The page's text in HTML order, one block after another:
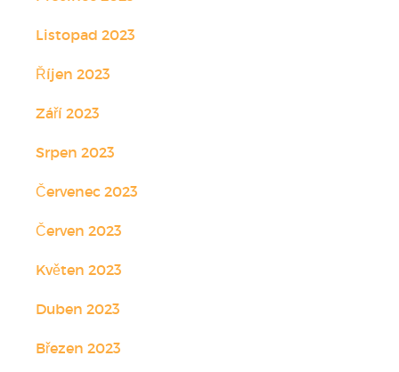
Listopad 2023
Říjen 2023
Září 2023
Srpen 2023
Červenec 2023
Červen 2023
Květen 2023
Duben 2023
Březen 2023